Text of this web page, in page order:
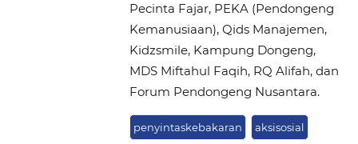
Pecinta Fajar, PEKA (Pendongeng
Kemanusiaan), Qids Manajemen,
Kidzsmile, Kampung Dongeng,
MDS Miftahul Faqih, RQ Alifah, dan
Forum Pendongeng Nusantara.
penyintaskebakaran aksisosial